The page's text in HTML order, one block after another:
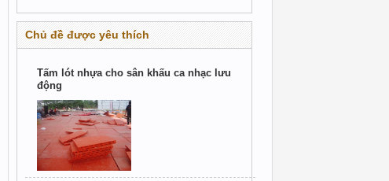
Chủ đề được yêu thích
Tấm lót nhựa cho sân khấu ca nhạc lưu
động